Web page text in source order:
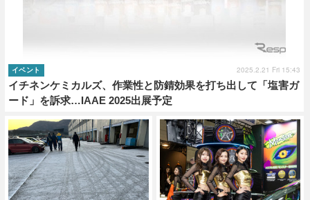
イチネンケミカルズ、作業性と防錆効果を打ち出して「塩害ガ
ード」を訴求…IAAE 2025出展予定
イベント 2025.2.21 Fri 15:43